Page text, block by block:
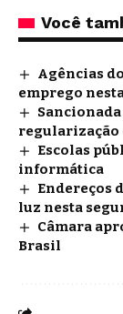
Você
Agências
emprego
regularização
Escolas
informática
Endereços
luz nesta
Câmara
Brasil